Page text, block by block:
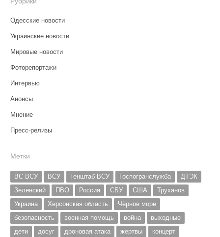
Одесские новости
Украинские новости
Мировые новости
Фоторепортажи
Интервью
Анонсы
Мнение
Пресс-релизы
Метки
ВС ВСУ ВСУ Генштаб ВСУ Госпогранслужба
ДТЭК
Зеленский
ПВО Россия СБУ США
Труханов
Украина
Херсонская область
Чёрное море
безопасность
военная помощь война
выходные
дети
досуг дроновая атака жертвы
концерт